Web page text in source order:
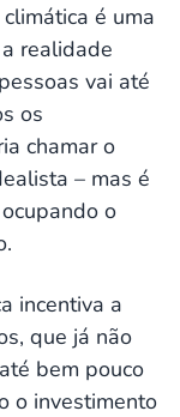
é uma
realidade
vai até
os
chamar o
– mas é
o
incentiva a
que já não
bem pouco
o investimento